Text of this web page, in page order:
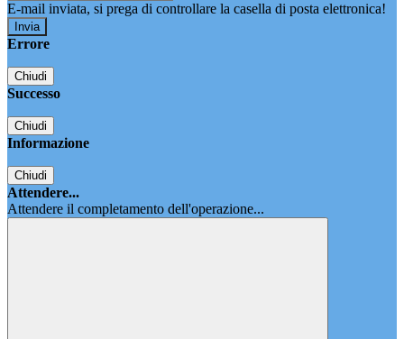
E-mail inviata, si prega di controllare la casella di posta elettronica!
Errore
Chiudi
Successo
Chiudi
Informazione
Chiudi
Attendere...
Attendere il completamento dell'operazione...